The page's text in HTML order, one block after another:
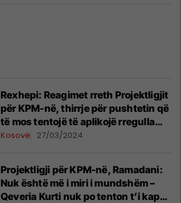
Rexhepi: Reagimet rreth Projektligjit
për KPM-në, thirrje për pushtetin që
të mos tentojë të aplikojë rregulla
ndaj mediave
Kosovë 27/03/2024
Projektligji për KPM-në, Ramadani:
Nuk është më i miri i mundshëm –
Qeveria Kurti nuk po tenton t’i kap